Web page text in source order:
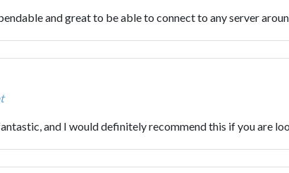
and great to be able to connect to any server
and I would definitely recommend this if you are